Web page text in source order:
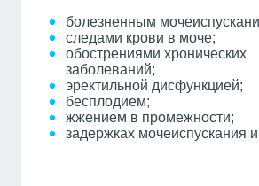
болезненным
следами крови в моче;
обострениями хронических
заболеваний;
эректильной дисфункцией;
бесплодием;
жжением в промежности;
задержках мочеиспускания